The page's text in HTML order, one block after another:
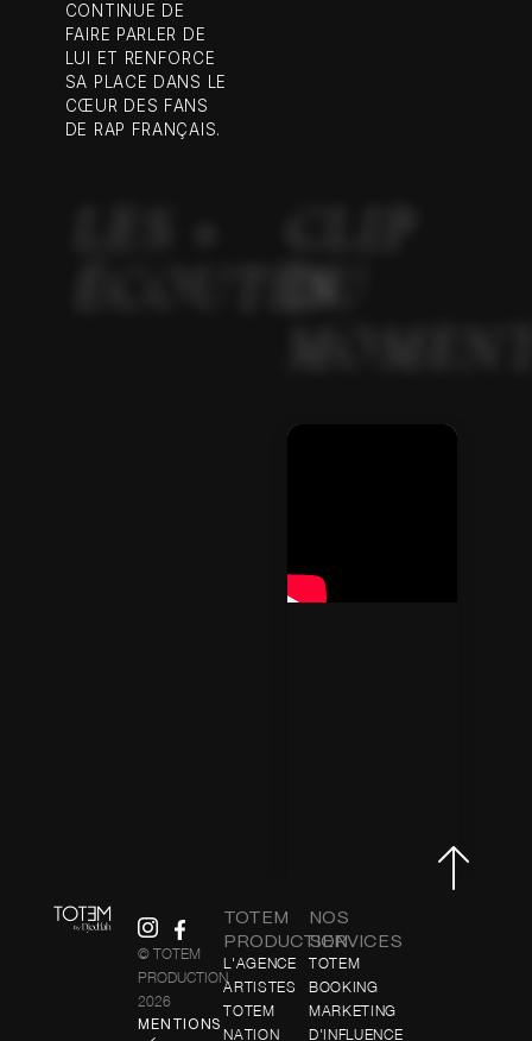
CONTINUE DE
FAIRE PARLER DE
LUI ET RENFORCE
SA PLACE DANS LE
CŒUR DES FANS
DE RAP FRANÇAIS.
ÉCOUTÉS
DU
© TOTEM
PRODUCTION
2026
MENTIONS
TOTEM
PRODUCTION
L'AGENCE
ARTISTES
TOTEM
NATION
NOS
SERVICES
TOTEM
BOOKING
MARKETING
D'INFLUENCE